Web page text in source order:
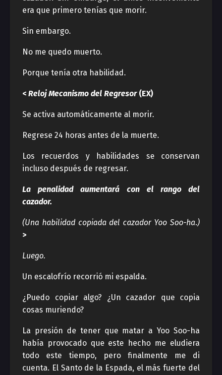
era que primero tenías que morir.
Sin embargo.
No me quedo muerto.
Porque tenía otra habilidad.
< Reloj Mecanismo del Regresor (EX)
Se activa automáticamente al morir.
Regrese 24 horas antes de la muerte.
Los recuerdos y habilidades se conservan
incluso después de regresar.
La penalidad aumentará con el rango del
cazador.
(Una habilidad copiada del cazador Yoo Soo-ha.)
>
Luego.
Un escalofrío recorrió mi espalda.
¿Puedo copiar algo? ¿Un cazador que copia
cosas muriendo?
La presión de tener que matar a Yoo Soo-ha
había provocado que este hecho me eludiera
todo este tiempo, pero finalmente me di
cuenta. El Santo de la Espada, el más fuerte del